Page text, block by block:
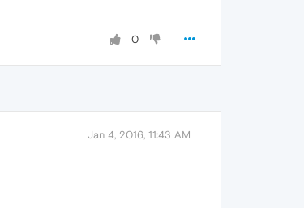
0
Jan 4, 2016, 11:43 AM